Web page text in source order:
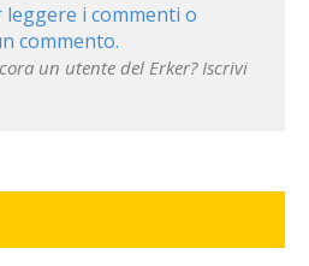
leggere i commenti o
commento.
un utente del Erker? Iscrivi